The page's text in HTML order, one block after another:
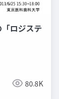
ロジステ
80.8K